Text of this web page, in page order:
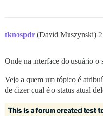
tknospdr (David Muszynski)
Onde na interface do usuário o
Vejo a quem um tópico é
de dizer qual é o status atual